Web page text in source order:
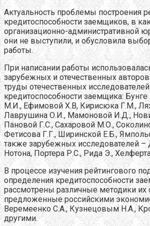
Актуальность проблемы построения
кредитоспособности заемщиков, в
организационно-административной
они не выступили, и обусловила
работы.
При написании работы
зарубежных и отечественных
труды отечественных
кредитоспособности заемщика:
М.И., Ефимовой Х.В, Кирисюка Г.М.,
Лаврушина О.И., Мамоновой И.Д.,
Пановой Г.С., Сахаровой М.О.,
Фетисова Г.Г., Ширинской Е.Б.,
также зарубежных исследователей
Нотона, Портера Р.С., Рида Э.,
В процессе изучения рейтингового
определения кредитоспособности
рассмотрены различные методики их
предложенные российскими
Веремеенко С.А., Кузнецовым Н.А.,
другими.